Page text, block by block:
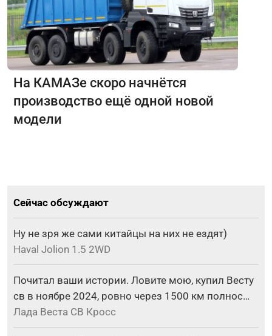
На КАМАЗе скоро начнётся
производство ещё одной новой
модели
Сейчас обсуждают
Ну не зря же сами китайцы на них не ездят)
Haval Jolion 1.5 2WD
Почитал ваши истории. Ловите мою, купил Весту
св в ноябре 2024, ровно через 1500 км полнос…
Лада Веста СВ Кросс